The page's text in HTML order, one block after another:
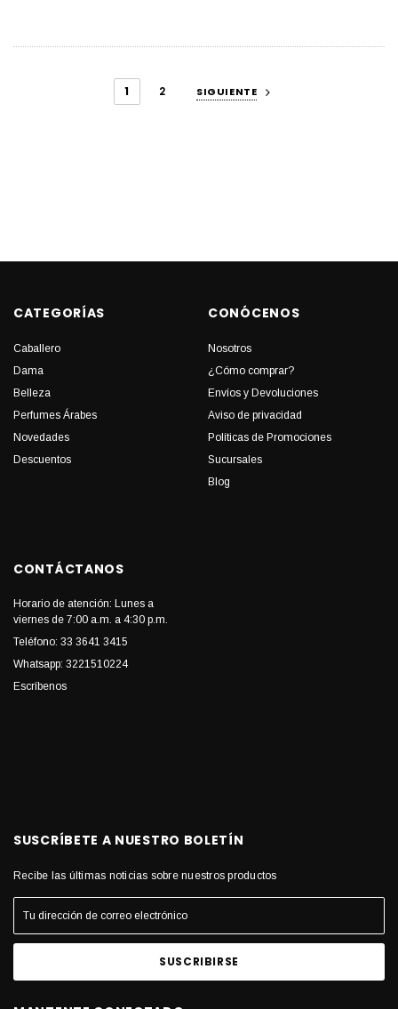
1 2 SIGUIENTE
CATEGORÍAS
Caballero
Dama
Belleza
Perfumes Árabes
Novedades
Descuentos
CONÓCENOS
Nosotros
¿Cómo comprar?
Envíos y Devoluciones
Aviso de privacidad
Políticas de Promociones
Sucursales
Blog
CONTÁCTANOS
Horario de atención: Lunes a
viernes de 7:00 a.m. a 4:30 p.m.
Teléfono: 33 3641 3415
Whatsapp: 3221510224
Escríbenos
SUSCRÍBETE A NUESTRO BOLETÍN
Recibe las últimas noticias sobre nuestros productos